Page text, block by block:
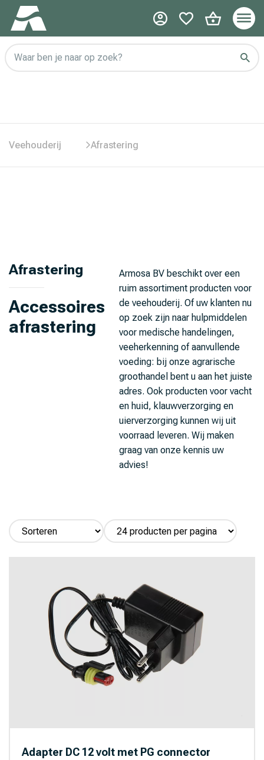
Waar ben je naar op zoek?
Veehouderij Afrastering
Afrastering
Accessoires
afrastering
Armosa BV beschikt over een
ruim assortiment producten voor
de veehouderij. Of uw klanten nu
op zoek zijn naar hulpmiddelen
voor medische handelingen,
veeherkenning of aanvullende
voeding: bij onze agrarische
groothandel bent u aan het juiste
adres. Ook producten voor vacht
en huid, klauwverzorging en
uierverzorging kunnen wij uit
voorraad leveren. Wij maken
graag van onze kennis uw
advies!
Adapter DC 12 volt met PG connector